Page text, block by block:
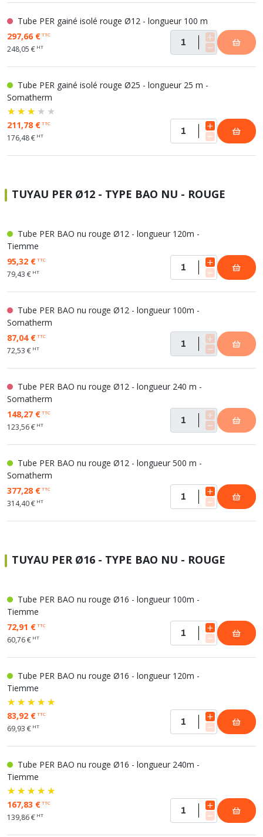
Tube PER gainé isolé rouge Ø12 - longueur 100 m
297,66 €TTC
248,05 € HT
Tube PER gainé isolé rouge Ø25 - longueur 25 m -
Somatherm
211,78 €TTC
176,48 € HT
TUYAU PER Ø12 - TYPE BAO NU - ROUGE
Tube PER BAO nu rouge Ø12 - longueur 120m -
Tiemme
95,32 €TTC
79,43 € HT
Tube PER BAO nu rouge Ø12 - longueur 100m -
Somatherm
87,04 €TTC
72,53 € HT
Tube PER BAO nu rouge Ø12 - longueur 240 m -
Somatherm
148,27 €TTC
123,56 € HT
Tube PER BAO nu rouge Ø12 - longueur 500 m -
Somatherm
377,28 €TTC
314,40 € HT
TUYAU PER Ø16 - TYPE BAO NU - ROUGE
Tube PER BAO nu rouge Ø16 - longueur 100m -
Tiemme
72,91 €TTC
60,76 € HT
Tube PER BAO nu rouge Ø16 - longueur 120m -
Tiemme
83,92 €TTC
69,93 € HT
Tube PER BAO nu rouge Ø16 - longueur 240m -
Tiemme
167,83 €TTC
139,86 € HT